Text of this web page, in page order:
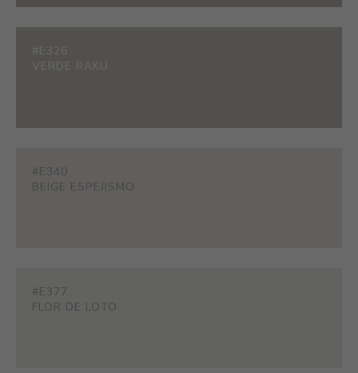
#E326
VERDE RAKU
#E340
BEIGE ESPEJISMO
#E377
FLOR DE LOTO